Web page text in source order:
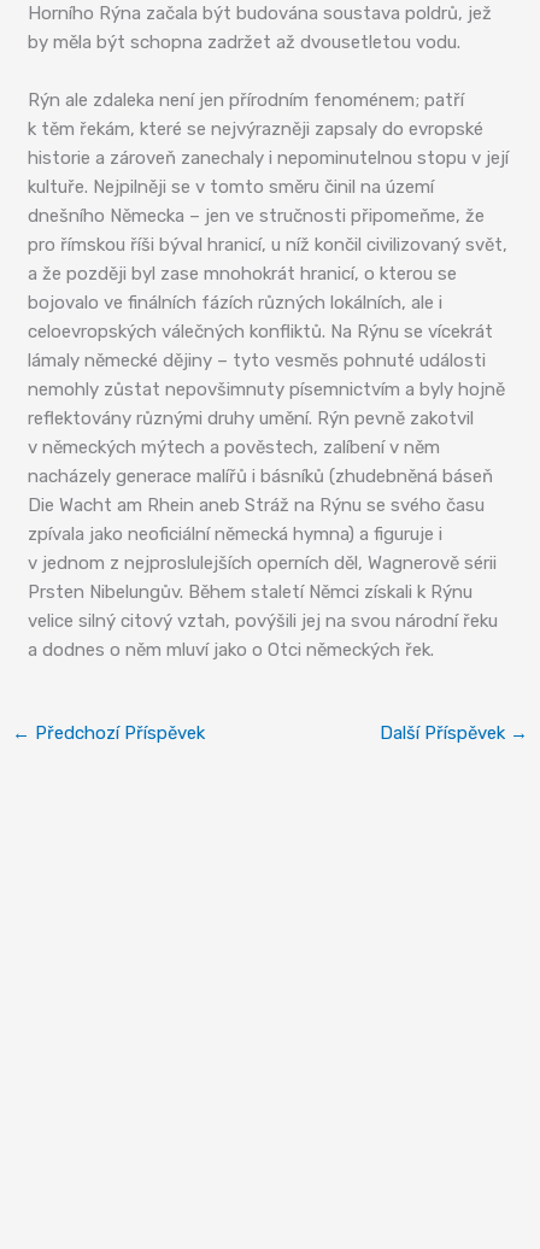
Horního Rýna začala být budována soustava poldrů, jež
by měla být schopna zadržet až dvousetletou vodu.
Rýn ale zdaleka není jen přírodním fenoménem; patří
k těm řekám, které se nejvýrazněji zapsaly do evropské
historie a zároveň zanechaly i nepominutelnou stopu v její
kultuře. Nejpilněji se v tomto směru činil na území
dnešního Německa – jen ve stručnosti připomeňme, že
pro římskou říši býval hranicí, u níž končil civilizovaný svět,
a že později byl zase mnohokrát hranicí, o kterou se
bojovalo ve finálních fázích různých lokálních, ale i
celoevropských válečných konfliktů. Na Rýnu se vícekrát
lámaly německé dějiny – tyto vesměs pohnuté události
nemohly zůstat nepovšimnuty písemnictvím a byly hojně
reflektovány různými druhy umění. Rýn pevně zakotvil
v německých mýtech a pověstech, zalíbení v něm
nacházely generace malířů i básníků (zhudebněná báseň
Die Wacht am Rhein aneb Stráž na Rýnu se svého času
zpívala jako neoficiální německá hymna) a figuruje i
v jednom z nejproslulejších operních děl, Wagnerově sérii
Prsten Nibelungův. Během staletí Němci získali k Rýnu
velice silný citový vztah, povýšili jej na svou národní řeku
a dodnes o něm mluví jako o Otci německých řek.
← Předchozí Příspěvek Další Příspěvek →